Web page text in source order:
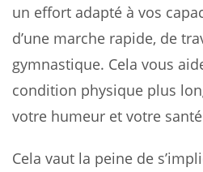
un effort adapté à vos
d’une marche rapide, de
gymnastique. Cela vous
condition physique plus
votre humeur et votre
Cela vaut la peine de